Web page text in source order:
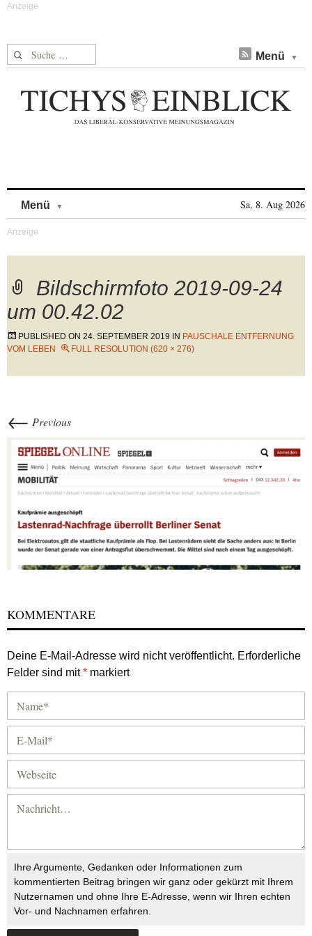
Suche nach: Menü
Menü Sa, 8. Aug 2026
Bildschirmfoto 2019-09-24
um 00.42.02
PUBLISHED ON 24. SEPTEMBER 2019 IN PAUSCHALE ENTFERNUNG
VOM LEBEN
FULL RESOLUTION (620 × 276)
← Previous
KOMMENTARE
Deine E-Mail-Adresse wird nicht veröffentlicht. Erforderliche
Felder sind mit* markiert
Ihre Argumente, Gedanken oder Informationen zum
kommentierten Beitrag bringen wir ganz oder gekürzt mit Ihrem
Nutzernamen und ohne Ihre E-Adresse, wenn wir Ihren echten
Vor- und Nachnamen erfahren.